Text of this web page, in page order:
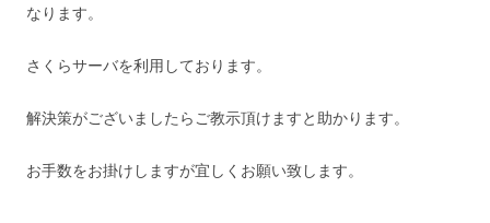
なります。
さくらサーバを利用しております。
解決策がございましたらご教示頂けますと助かります。
お手数をお掛けしますが宜しくお願い致します。